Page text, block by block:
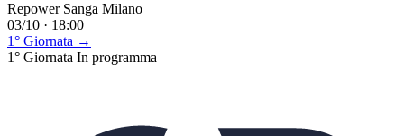
Repower Sanga Milano
03/10 · 18:00
1° Giornata →
1° Giornata In programma